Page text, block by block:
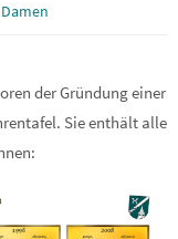
Damen
der Gründung einer
Sie enthält alle